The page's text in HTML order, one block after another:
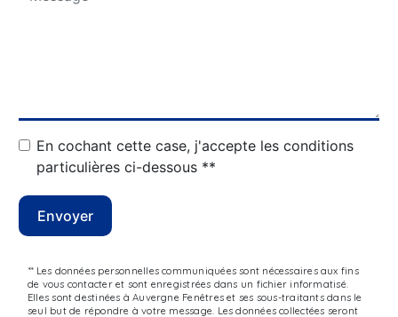
En cochant cette case, j'accepte les conditions
particulières ci-dessous **
Envoyer
** Les données personnelles communiquées sont nécessaires aux fins
de vous contacter et sont enregistrées dans un fichier informatisé.
Elles sont destinées à Auvergne Fenêtres et ses sous-traitants dans le
seul but de répondre à votre message. Les données collectées seront